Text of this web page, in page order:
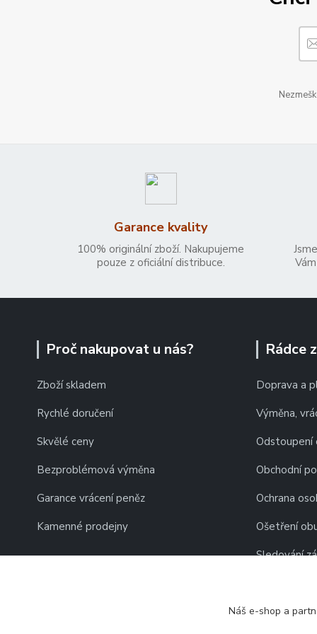
Garance kvality
100% originální zboží. Nakupujeme
pouze z oficiální distribuce.
Proč nakupovat u nás?
Zboží skladem
Rychlé doručení
Skvělé ceny
Bezproblémová výměna
Garance vrácení peněz
Kamenné prodejny
Rádce
Doprava a
Výměna,
Odstoupení
Obchodní
Ochrana
Ošetření
Sledování
Náš e-shop a